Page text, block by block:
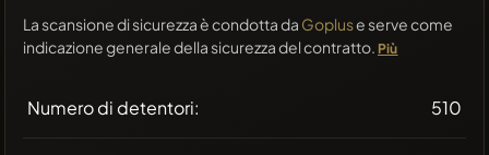
La scansione di sicurezza è condotta da Gopluse serve come
indicazione generale della sicurezza del contratto. Più
Numero di detentori: 510